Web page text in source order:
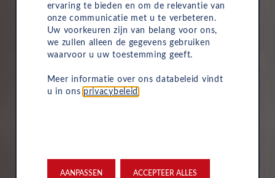
Aflevering bij jou in de buurt
nieuwe auto bij jou in de buurt ophalen.
Naast het reguliere onderhoud, zijn kleine reparaties aan
glas of vervangende banden ook inbegrepen in je
ervaring te bieden en om de relevantie van
onze communicatie met u te verbeteren.
Uw voorkeuren zijn van belang voor ons,
we zullen alleen de gegevens gebruiken
waarvoor u uw toestemming geeft.
Meer informatie over ons databeleid vindt
u in ons privacybeleid
AANPASSEN ACCEPTEER ALLES